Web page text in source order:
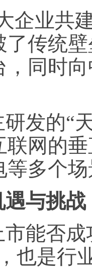
企业共
了传统
，同时
发的“
联网的
等多个
与挑战
能否
也是行